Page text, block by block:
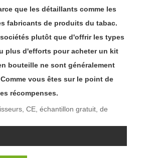
que les détaillants comme les
fabricants de produits du tabac.
plutôt que d'offrir les types
plus d'efforts pour acheter un kit
bouteille ne sont généralement
vous êtes sur le point de
récompenses.
CE, échantillon gratuit, de